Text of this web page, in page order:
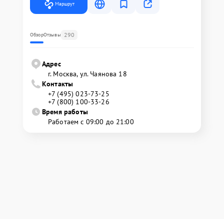
Маршрут
ОбзорОтзывы 290
Адрес
г. Москва, ул. Чаянова 18
Контакты
+7 (495) 023-73-25
+7 (800) 100-33-26
Время работы
Работаем с 09:00 до 21:00